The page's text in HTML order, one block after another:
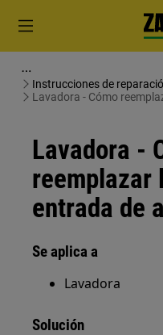
Instrucciones de
secadoras
Lavadora - Cómo
Lavadora -
reemplazar
entrada de
Se aplica a
Lavadora
Solución